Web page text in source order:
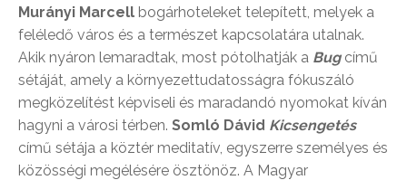
Murányi Marcell bogárhoteleket telepített, melyek a
feléledő város és a természet kapcsolatára utalnak.
Akik nyáron lemaradtak, most pótolhatják a Bugcímű
sétáját, amely a környezettudatosságra fókuszáló
megközelítést képviseli és maradandó nyomokat kíván
hagyni a városi térben. Somló Dávid Kicsengetés
című sétája a köztér meditatív, egyszerre személyes és
közösségi megélésére ösztönöz. A Magyar